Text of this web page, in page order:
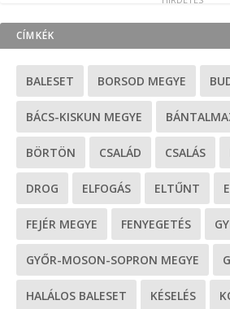
CÍMKÉK
BALESET BORSOD MEGYE
BÁCS-KISKUN MEGYE
BÖRTÖN CSALÁD CSALÁS
DROG ELFOGÁS ELTŰNT
FEJÉR MEGYE FENYEGETÉS
GYŐR-MOSON-SOPRON MEGYE
HALÁLOS BALESET KÉSELÉS